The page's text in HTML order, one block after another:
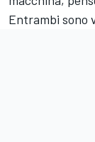
Entrambi sono